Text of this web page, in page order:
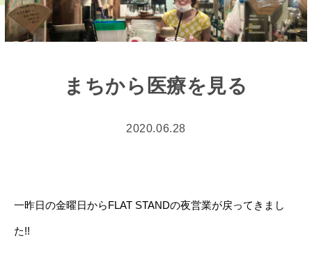
まちから医療を見る
2020.06.28
一昨日の金曜日からFLAT STANDの夜営業が戻ってきまし
た!!